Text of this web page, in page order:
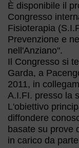
È disponibile il
Congresso
Fisioterapia
Prevenzione e
nell'Anziano".
Il Congresso si
Garda, a
2011, in
A.I.FI. presso la
L'obiettivo
diffondere
basate su prove
in carico da